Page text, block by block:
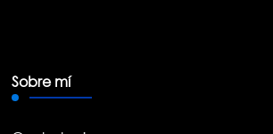
Sobre mí